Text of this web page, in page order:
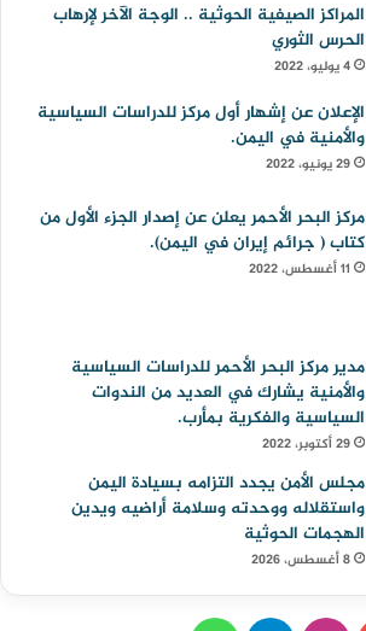
المراكز الصيفية الحوثية .. الوجة الآخر لإرهاب
الحرس الثوري
4 يوليو، 2022
الإعلان عن إشهار أول مركز للدراسات السياسية
والأمنية في اليمن.
29 يونيو، 2022
مركز البحر الأحمر يعلن عن إصدار الجزء الأول من
كتاب ( جرائم إيران في اليمن).
11 أغسطس، 2022
مدير مركز البحر الأحمر للدراسات السياسية
والأمنية يشارك في العديد من الندوات
السياسية والفكرية بمأرب.
29 أكتوبر، 2022
مجلس الأمن يجدد التزامه بسيادة اليمن
واستقلاله ووحدته وسلامة أراضيه ويدين
الهجمات الحوثية
8 أغسطس، 2026